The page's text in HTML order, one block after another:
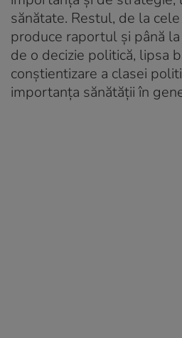
sănătate. Restul, de la
produce raportul și până
de o decizie politică, lipsa
conștientizare a clasei
importanța sănătății în